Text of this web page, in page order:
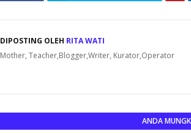
DIPOSTING OLEH RITA WATI
Mother, Teacher,Blogger,Writer, Kurator,Operator
ANDA